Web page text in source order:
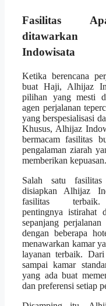
Fasilitas
Indowisata
Ketika berencana
buat Haji, Alhijaz
pilihan yang mesti
agen perjalanan
yang berspesialisasi
Khusus, Alhijaz
bermacam fasilitas
pengalaman ziarah
memberikan kepuasan.
Salah satu
disiapkan Alhijaz
fasilitas terbaik.
pentingnya istirahat
sepanjang
dengan beberapa
menawarkan kamar
layanan terbaik.
sampai kamar
yang ada buat
dan preferensi setiap